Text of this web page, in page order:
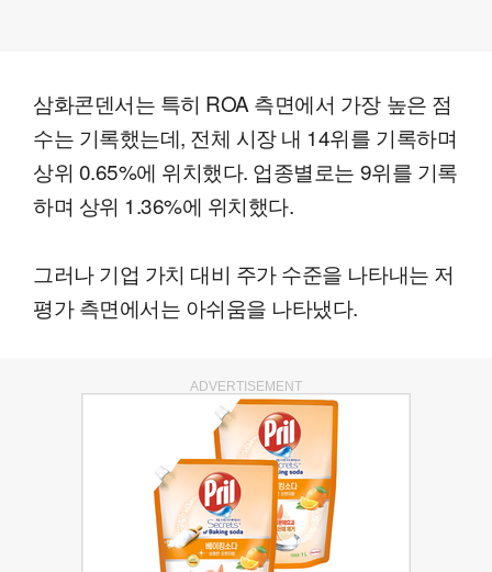
삼화콘덴서는 특히 ROA 측면에서 가장 높은 점
수는 기록했는데, 전체 시장 내 14위를 기록하며
상위 0.65%에 위치했다. 업종별로는 9위를 기록
하며 상위 1.36%에 위치했다.
그러나 기업 가치 대비 주가 수준을 나타내는 저
평가 측면에서는 아쉬움을 나타냈다.
ADVERTISEMENT